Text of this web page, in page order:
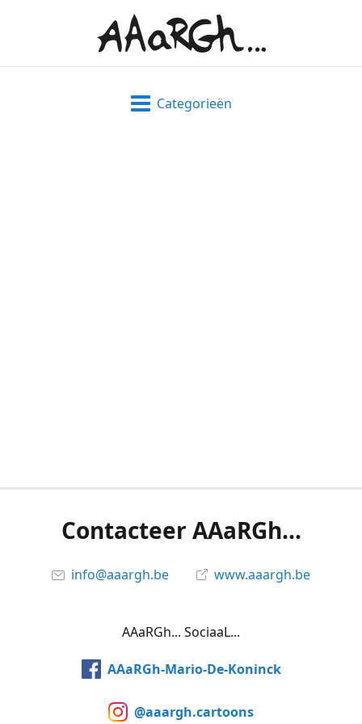
Categorieën
Contacteer AAaRGh...
info@aaargh.be www.aaargh.be
AAaRGh... SociaaL...
AAaRGh-Mario-De-Koninck
@aaargh.cartoons